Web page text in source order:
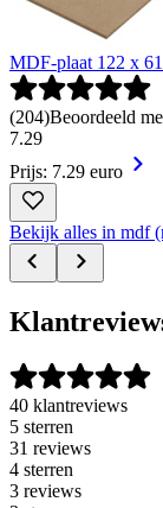
MDF-plaat 122 x
(204)Beoordeeld
7.29
Prijs: 7.29 euro
Bekijk alles in mdf
40 klantreviews
5 sterren
31 reviews
4 sterren
3 reviews